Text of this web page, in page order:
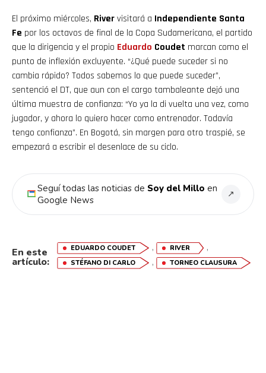
El próximo miércoles, Rivervisitará a Independiente Santa
Fe por los octavos de final de la Copa Sudamericana, el partido
que la dirigencia y el propio Eduardo Coudet marcan como el
punto de inflexión excluyente. “¿Qué puede suceder si no
cambia rápido? Todos sabemos lo que puede suceder”,
sentenció el DT, que aun con el cargo tambaleante dejó una
última muestra de confianza: “Yo ya la di vuelta una vez, como
jugador, y ahora lo quiero hacer como entrenador. Todavía
tengo confianza”. En Bogotá, sin margen para otro traspié, se
empezará a escribir el desenlace de su ciclo.
Seguí todas las noticias de Soy del Millo en
Google News
↗
En este
artículo:
EDUARDO COUDET , RIVER ,
STÉFANO DI CARLO , TORNEO CLAUSURA